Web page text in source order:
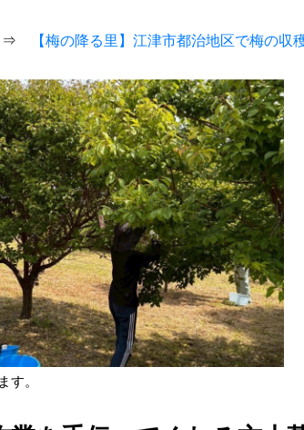
⇒ 【梅の降る里】江津市都治地区で梅の収
す。